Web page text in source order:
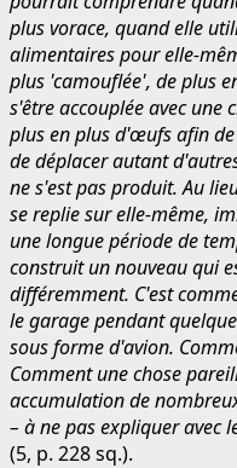
plus vorace, quand elle
alimentaires pour elle-
plus 'camouflée', de plus
s'être accouplée avec une
plus en plus d'œufs afin
de déplacer autant
ne s'est pas produit. Au
se replie sur elle-même,
une longue période de
construit un nouveau qui
différemment. C'est
le garage pendant
sous forme d'avion.
Comment une chose
accumulation de
– à ne pas expliquer avec
(5, p. 228 sq.).